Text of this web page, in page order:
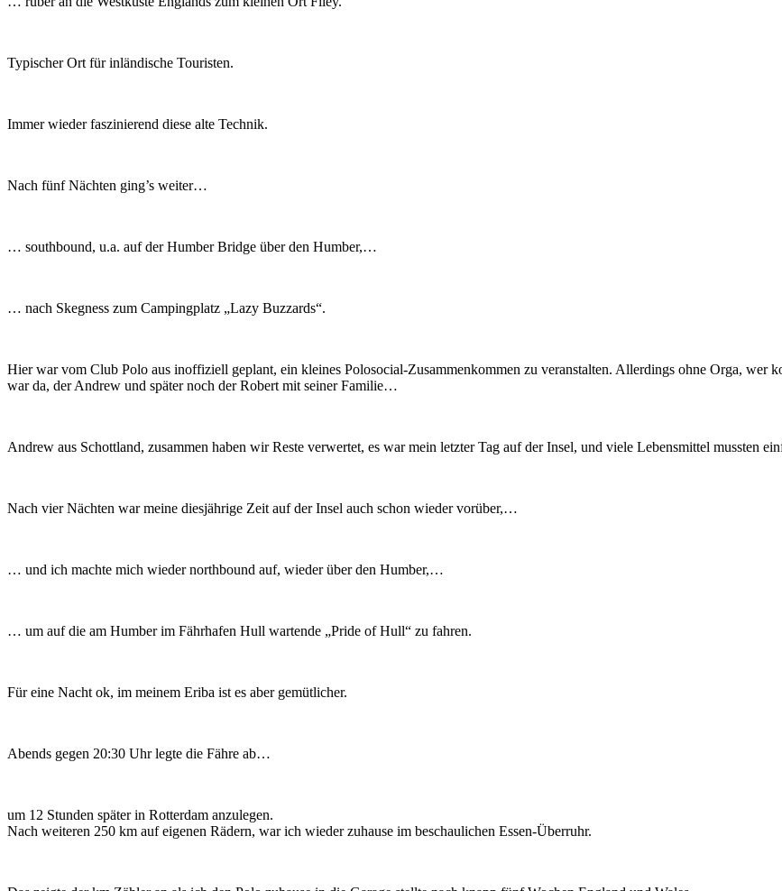
Typischer Ort für inländische Touristen.
Immer wieder faszinierend diese alte Technik.
Nach fünf Nächten ging’s weiter…
… southbound, u.a. auf der Humber Bridge über den Humber,…
… nach Skegness zum Campingplatz „Lazy Buzzards“.
Hier war vom Club Polo aus inoffiziell geplant, ein kleines Polosocial-Zusammenkommen zu veranstalten. Allerdings ohne Orga, wer
war da, der Andrew und später noch der Robert mit seiner Familie…
Andrew aus Schottland, zusammen haben wir Reste verwertet, es war mein letzter Tag auf der Insel, und viele Lebensmittel mussten
Nach vier Nächten war meine diesjährige Zeit auf der Insel auch schon wieder vorüber,…
… und ich machte mich wieder northbound auf, wieder über den Humber,…
… um auf die am Humber im Fährhafen Hull wartende „Pride of Hull“ zu fahren.
Für eine Nacht ok, im meinem Eriba ist es aber gemütlicher.
Abends gegen 20:30 Uhr legte die Fähre ab…
um 12 Stunden später in Rotterdam anzulegen.
Nach weiteren 250 km auf eigenen Rädern, war ich wieder zuhause im beschaulichen Essen-Überruhr.